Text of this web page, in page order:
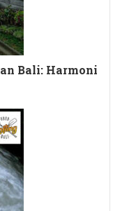
Bali: Harmoni